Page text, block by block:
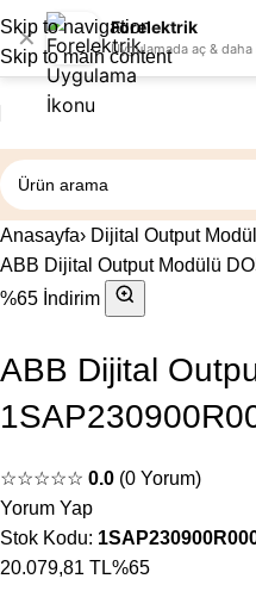
✕ Forelektrik
Uygulamada aç &
Skip to navigation
Skip to main content
Anasayfa› Dijital Output
ABB Dijital Output Modülü
%65 İndirim
ABB Dijital
☆☆☆☆☆ 0.0 (0 Yorum)
Yorum Yap
Stok Kodu:
20.079,81 TL%65